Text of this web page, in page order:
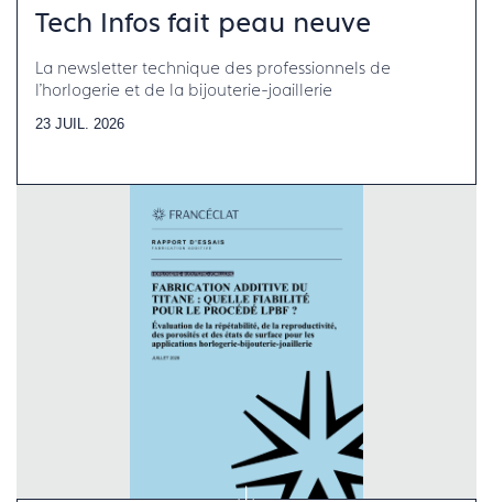
Tech Infos fait peau neuve
La newsletter technique des professionnels de
l'horlogerie et de la bijouterie-joaillerie
23 JUIL. 2026